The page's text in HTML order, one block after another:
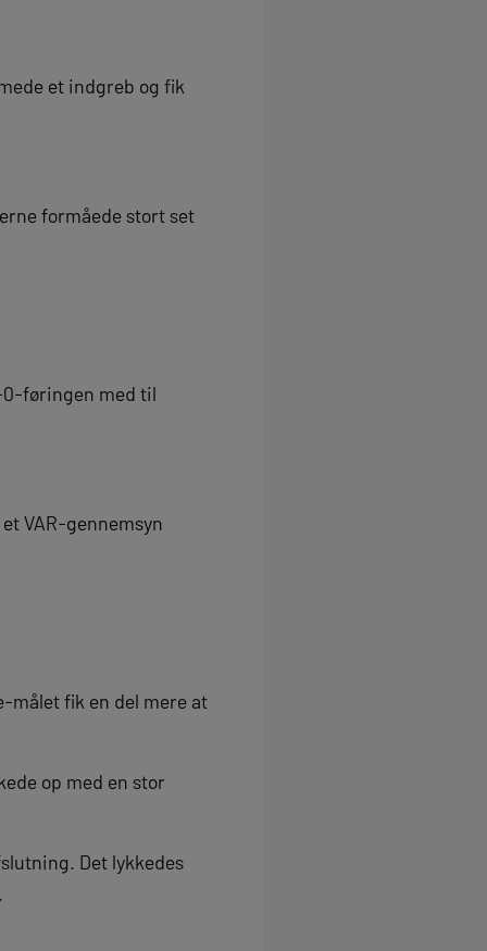
et indgreb og fik
formåede stort set
0-føringen med til
VAR-gennemsyn
målet fik en del mere at
op med en stor
Det lykkedes